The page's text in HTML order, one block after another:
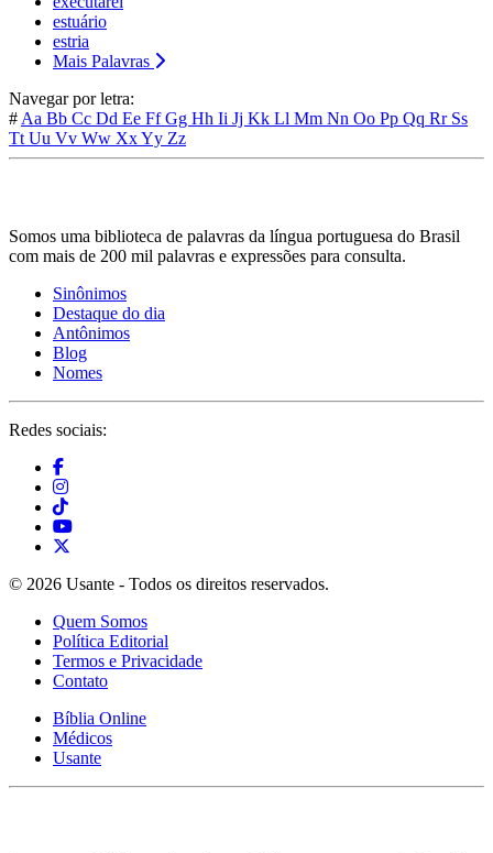
estuário
estria
Mais Palavras
Navegar por letra:
# Aa Bb Cc Dd Ee FfGg Hh Ii Jj Kk Ll Mm Nn Oo Pp Qq Rr Ss
Tt Uu Vv Ww XxYy Zz
Somos uma biblioteca de palavras da língua portuguesa do Brasil
com mais de 200 mil palavras e expressões para consulta.
Sinônimos
Destaque do dia
Antônimos
Blog
Nomes
Redes sociais:
© 2026 Usante - Todos os direitos reservados.
Quem Somos
Política Editorial
Termos e Privacidade
Contato
Bíblia Online
Médicos
Usante